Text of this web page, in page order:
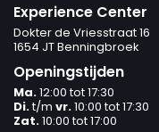
Experience Center
Dokter de Vriesstraat 16
1654 JT Benningbroek
Openingstijden
Ma.12:00 tot 17:30
Di.t/m vr.10:00 tot 17:30
Zat.10:00 tot 17:00